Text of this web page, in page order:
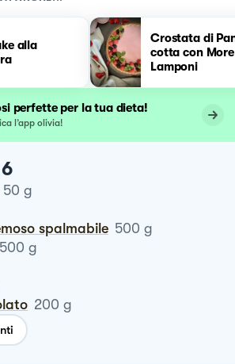
alla
Crostata di
cotta con
Lamponi
perfette per la tua dieta!
l’app olivia!
6
50 g
spalmabile 500 g
500 g
200 g